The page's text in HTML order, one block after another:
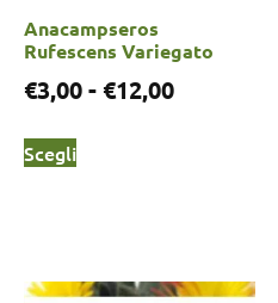
Anacampseros
Rufescens Variegato
€3,00- €12,00
Scegli